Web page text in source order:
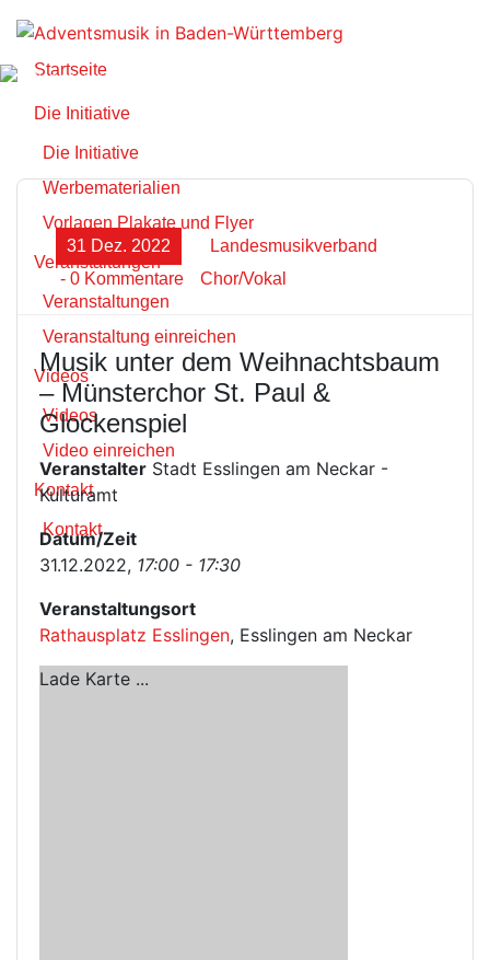
Inhalt
springenStartseite
Die Initiative
Die Initiative
Werbematerialien
Vorlagen Plakate und Flyer
Veranstaltungen
Veranstaltungen
Veranstaltung einreichen
Videos
Videos
Video einreichen
Kontakt
Kontakt
31 Dez. 2022
Landesmusikverband
- 0 Kommentare
Chor/Vokal
Musik unter dem Weihnachtsbaum
– Münsterchor St. Paul &
Glockenspiel
Veranstalter Stadt Esslingen am Neckar -
Kulturamt
Datum/Zeit
31.12.2022, 17:00 - 17:30
Veranstaltungsort
Rathausplatz Esslingen, Esslingen am Neckar
Lade Karte ...